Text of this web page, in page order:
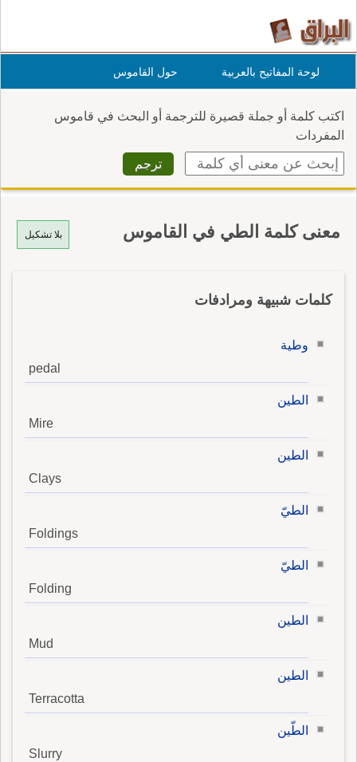
لوحة المفاتيح بالعربية حول القاموس
اكتب كلمة أو جملة قصيرة للترجمة أو البحث في قاموس
المفردات
بلا تشكيل معنى كلمة الطي في القاموس
كلمات شبيهة ومرادفات
وطية
pedal
الطين
Mire
الطين
Clays
الطيّ
Foldings
الطيّ
Folding
الطين
Mud
الطين
Terracotta
الطّين
Slurry